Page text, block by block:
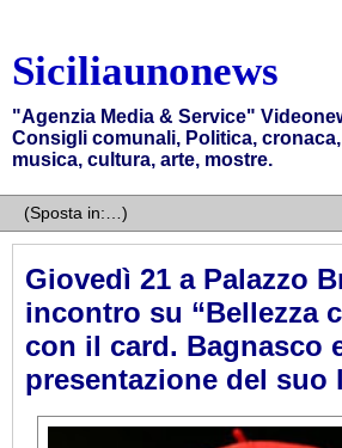
Siciliaunonews
"Agenzia Media & Service"
Consigli comunali, Politica,
musica, cultura, arte, mostre.
Giovedì 21 a Palazzo
incontro su “Bellezza
con il card. Bagnasco
presentazione del suo